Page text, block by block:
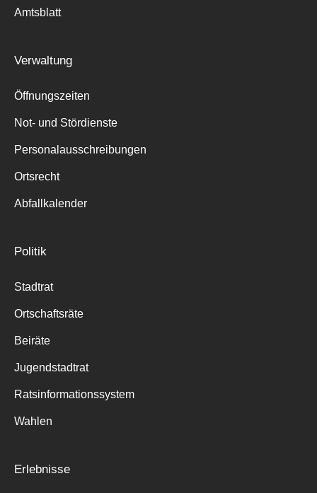
Amtsblatt
Verwaltung
Öffnungszeiten
Not- und Stördienste
Personalausschreibungen
Ortsrecht
Abfallkalender
Politik
Stadtrat
Ortschaftsräte
Beiräte
Jugendstadtrat
Ratsinformationssystem
Wahlen
Erlebnisse